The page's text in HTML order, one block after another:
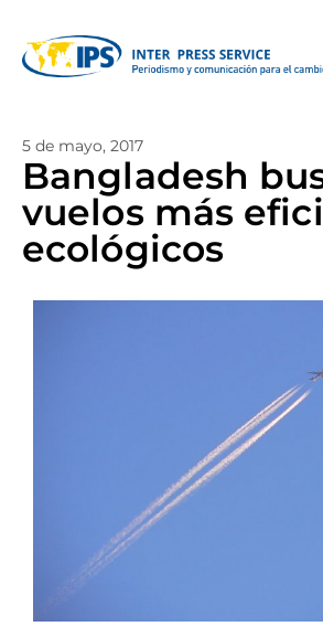
5 de mayo, 2017
Bangladesh
vuelos más
ecológicos